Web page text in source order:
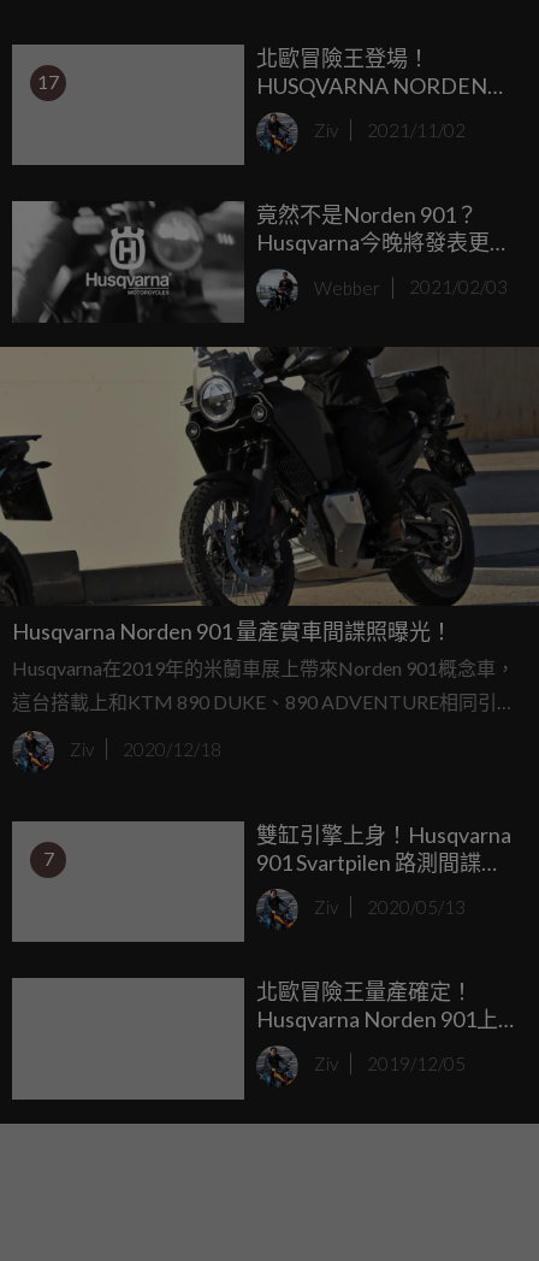
901的正式售價為xx.x萬元。
17
北歐冒險王登場！
HUSQVARNA NORDEN
901 海外發表
Ziv 2021/11/02
竟然不是Norden 901？
Husqvarna今晚將發表更小
排量的Svartpilen！
Webber 2021/02/03
Husqvarna Norden 901 量產實車間諜照曝光！
Husqvarna在2019年的米蘭車展上帶來Norden 901概念車，
這台搭載上和KTM 890 DUKE、890 ADVENTURE相同引擎
的冒險車款，換上更有北歐風味、更復古一些的外型設計在
米蘭車展上吸引不少人的目光，近日Husqvarna Norden 901
Ziv 2020/12/18
7
雙缸引擎上身！Husqvarna
901 Svartpilen 路測間諜照
曝光
Ziv 2020/05/13
北歐冒險王量產確定！
Husqvarna Norden 901上
市倒數中
Ziv 2019/12/05